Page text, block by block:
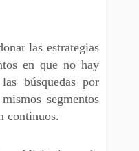
las estrategias
en que no hay
búsquedas por
segmentos
continuos.